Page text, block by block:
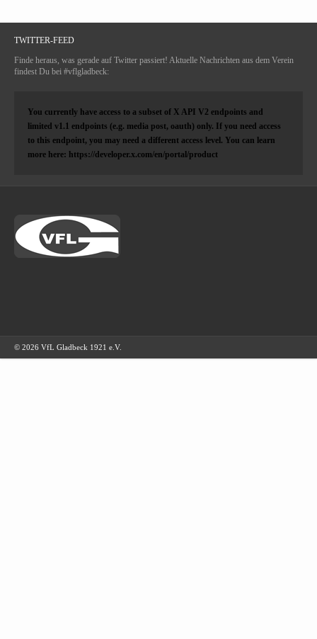
TWITTER-FEED
Finde heraus, was gerade auf Twitter passiert! Aktuelle Nachrichten aus dem Verein
findest Du bei #vflgladbeck:
You currently have access to a subset of X API V2 endpoints and
limited v1.1 endpoints (e.g. media post, oauth) only. If you need access
to this endpoint, you may need a different access level. You can learn
more here: https://developer.x.com/en/portal/product
© 2026 VfL Gladbeck 1921 e.V.